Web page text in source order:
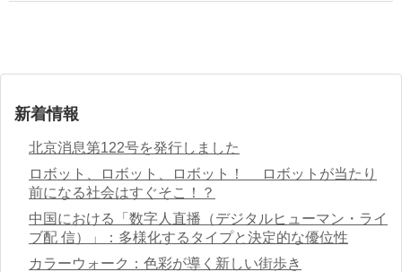
新着情報
北京消息第122号を発行しました
ロボット、ロボット、ロボット！ ロボットが当たり
前になる社会はすぐそこ！？
中国における「数字人直播（デジタルヒューマン・ライ
ブ配 信）」：多様化するタイプと決定的な優位性
カラーウォーク：色彩が導く新しい街歩き